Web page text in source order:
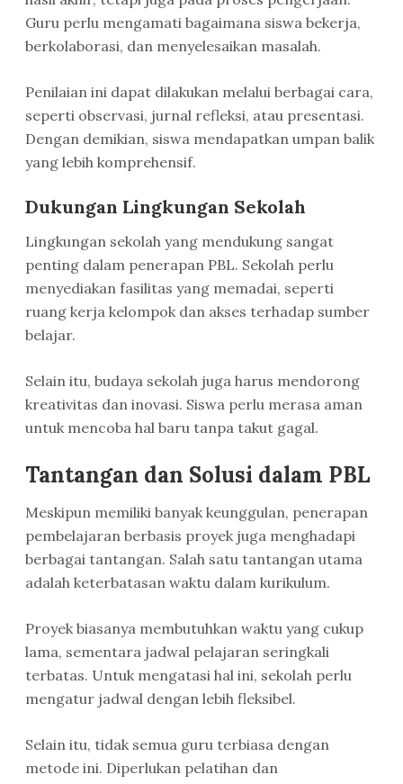
Guru perlu mengamati bagaimana siswa bekerja,
berkolaborasi, dan menyelesaikan masalah.
Penilaian ini dapat dilakukan melalui berbagai cara,
seperti observasi, jurnal refleksi, atau presentasi.
Dengan demikian, siswa mendapatkan umpan balik
yang lebih komprehensif.
Dukungan Lingkungan Sekolah
Lingkungan sekolah yang mendukung sangat
penting dalam penerapan PBL. Sekolah perlu
menyediakan fasilitas yang memadai, seperti
ruang kerja kelompok dan akses terhadap sumber
belajar.
Selain itu, budaya sekolah juga harus mendorong
kreativitas dan inovasi. Siswa perlu merasa aman
untuk mencoba hal baru tanpa takut gagal.
Tantangan dan Solusi dalam PBL
Meskipun memiliki banyak keunggulan, penerapan
pembelajaran berbasis proyek juga menghadapi
berbagai tantangan. Salah satu tantangan utama
adalah keterbatasan waktu dalam kurikulum.
Proyek biasanya membutuhkan waktu yang cukup
lama, sementara jadwal pelajaran seringkali
terbatas. Untuk mengatasi hal ini, sekolah perlu
mengatur jadwal dengan lebih fleksibel.
Selain itu, tidak semua guru terbiasa dengan
metode ini. Diperlukan pelatihan dan